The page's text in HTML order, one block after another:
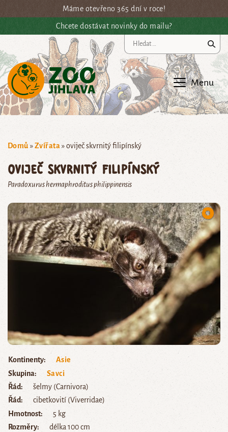
Přejít na hlavní obsahMáme otevřeno 365 dní v roce!
Chcete dostávat novinky do mailu?
Menu
Domů »Zvířata»oviječ skvrnitý filipínský
oviječ skvrnitý filipínský
Paradoxurus hermaphroditus philippinensis
Kontinenty
Asie
Skupina
Savci
Řád
šelmy (Carnivora)
Řád
cibetkovití (Viverridae)
Hmotnost
5 kg
Rozměry
délka 100 cm